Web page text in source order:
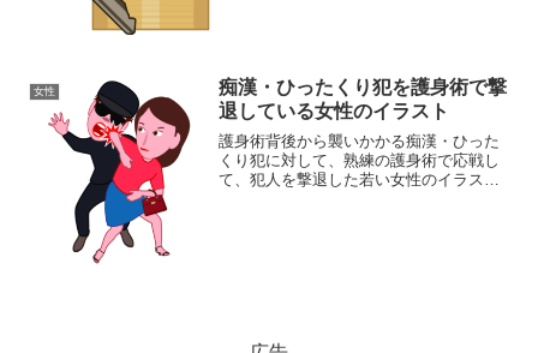
女性
痴漢・ひったくり犯を護身術で撃
退している女性のイラスト
護身術背後から襲いかかる痴漢・ひった
くり犯に対して、熟練の護身術で応戦し
て、犯人を撃退した若い女性のイラスト